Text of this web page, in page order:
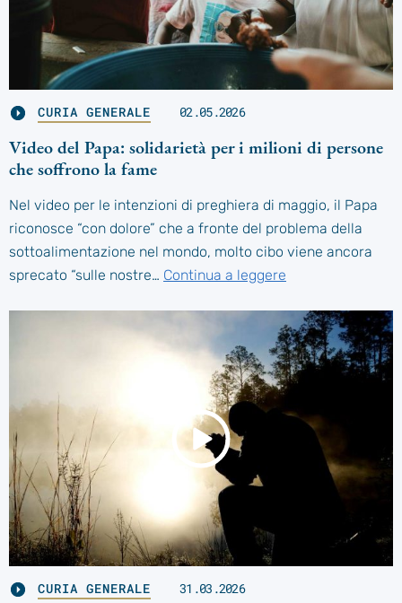
CURIA GENERALE 02.05.2026
Video del Papa: solidarietà per i milioni di persone
che soffrono la fame
Nel video per le intenzioni di preghiera di maggio, il Papa
riconosce “con dolore” che a fronte del problema della
sottoalimentazione nel mondo, molto cibo viene ancora
sprecato “sulle nostre… Continua a leggere
CURIA GENERALE 31.03.2026